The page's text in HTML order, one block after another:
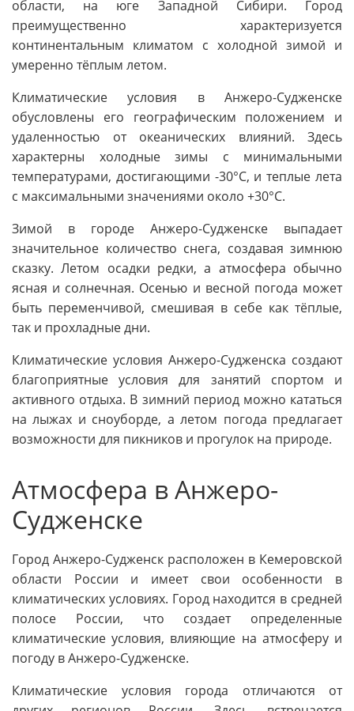
области, на юге Западной Сибири. Город
преимущественно характеризуется
континентальным климатом с холодной зимой и
умеренно тёплым летом.
Климатические условия в Анжеро-Судженске
обусловлены его географическим положением и
удаленностью от океанических влияний. Здесь
характерны холодные зимы с минимальными
температурами, достигающими -30°C, и теплые лета
с максимальными значениями около +30°C.
Зимой в городе Анжеро-Судженске выпадает
значительное количество снега, создавая зимнюю
сказку. Летом осадки редки, а атмосфера обычно
ясная и солнечная. Осенью и весной погода может
быть переменчивой, смешивая в себе как тёплые,
так и прохладные дни.
Климатические условия Анжеро-Судженска создают
благоприятные условия для занятий спортом и
активного отдыха. В зимний период можно кататься
на лыжах и сноуборде, а летом погода предлагает
возможности для пикников и прогулок на природе.
Атмосфера в Анжеро-
Судженске
Город Анжеро-Судженск расположен в Кемеровской
области России и имеет свои особенности в
климатических условиях. Город находится в средней
полосе России, что создает определенные
климатические условия, влияющие на атмосферу и
погоду в Анжеро-Судженске.
Климатические условия города отличаются от